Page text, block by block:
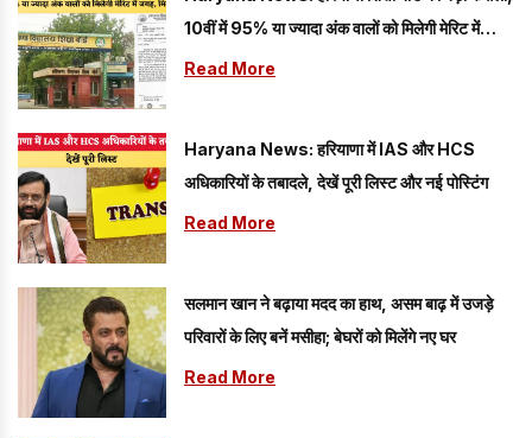
10वीं में 95% या ज्यादा अंक वालों को मिलेगी मेरिट में
जगह, मिलेगा वजीफा
Read More
Haryana News: हरियाणा में IAS और HCS
अधिकारियों के तबादले, देखें पूरी लिस्ट और नई पोस्टिंग
Read More
सलमान खान ने बढ़ाया मदद का हाथ, असम बाढ़ में उजड़े
परिवारों के लिए बनें मसीहा; बेघरों को मिलेंगे नए घर
Read More